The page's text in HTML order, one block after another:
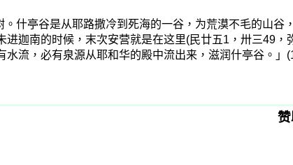
什亭谷是从耶路撒冷到死海的一谷，为荒漠不毛的山
进迦南的时候，末次安营就是在这里(民廿五1，卅三49
水流，必有泉源从耶和华的殿中流出来，滋润什亭谷。」